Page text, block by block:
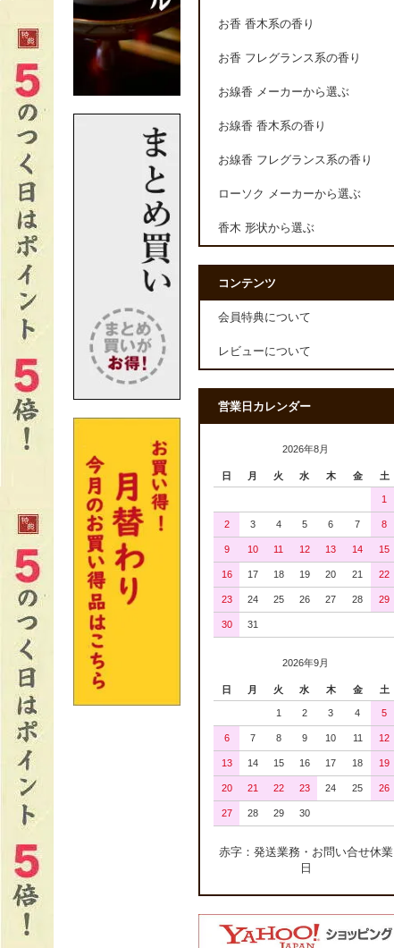
お香 香木系の香り
お香 フレグランス系の香り
お線香 メーカーから選ぶ
お線香 香木系の香り
お線香 フレグランス系の香り
ローソク メーカーから選ぶ
香木 形状から選ぶ
コンテンツ
会員特典について
レビューについて
営業日カレンダー
2026年8月
日 月 火 水 木 金 土
1
2 3 4 5 6 7 8
9 10 11 12 13 14 15
16 17 18 19 20 21 22
23 24 25 26 27 28 29
30 31
2026年9月
日 月 火 水 木 金 土
1 2 3 4 5
6 7 8 9 10 11 12
13 14 15 16 17 18 19
20 21 22 23 24 25 26
27 28 29 30
赤字：発送業務・お問い合せ休業
日